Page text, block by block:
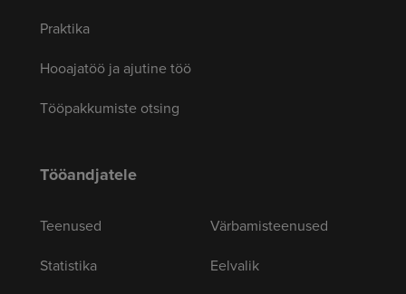
Praktika
Hooajatöö ja ajutine töö
Tööpakkumiste otsing
Tööandjatele
Teenused
Statistika
Värbamisteenused
Eelvalik